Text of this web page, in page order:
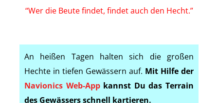
“Wer die Beute findet, findet auch den Hecht.”
An heißen Tagen halten sich die großen
Hechte in tiefen Gewässern auf. Mit Hilfe der
Navionics Web-Appkannst Du das Terrain
des Gewässers schnell kartieren.